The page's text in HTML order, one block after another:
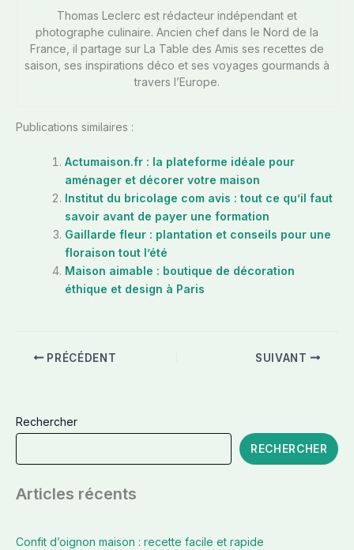
Thomas Leclerc est rédacteur indépendant et
photographe culinaire. Ancien chef dans le Nord de la
France, il partage sur La Table des Amis ses recettes de
saison, ses inspirations déco et ses voyages gourmands à
travers l’Europe.
Publications similaires :
Actumaison.fr : la plateforme idéale pour
aménager et décorer votre maison
Institut du bricolage com avis : tout ce qu’il faut
savoir avant de payer une formation
Gaillarde fleur : plantation et conseils pour une
floraison tout l’été
Maison aimable : boutique de décoration
éthique et design à Paris
PRÉCÉDENT SUIVANT
Rechercher
RECHERCHER
Articles récents
Confit d’oignon maison : recette facile et rapide